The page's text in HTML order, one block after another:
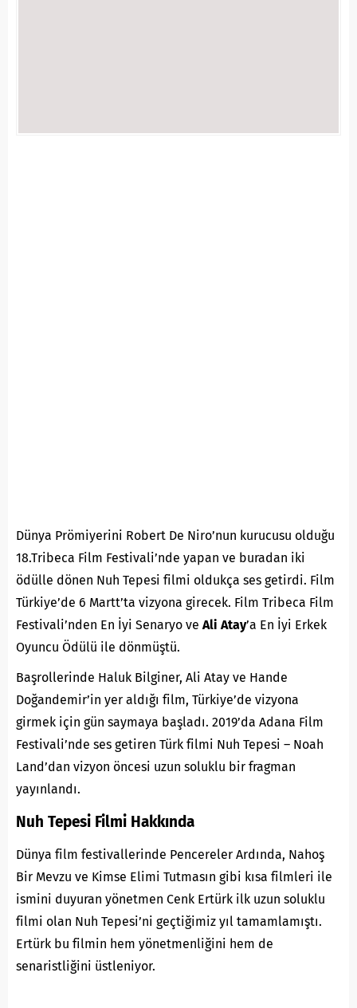
Dünya Prömiyerini Robert De Niro’nun kurucusu olduğu
18.Tribeca Film Festivali’nde yapan ve buradan iki
ödülle dönen Nuh Tepesi filmi oldukça ses getirdi. Film
Türkiye’de 6 Martt’ta vizyona girecek. Film Tribeca Film
Festivali’nden En İyi Senaryo ve Ali Atay’a En İyi Erkek
Oyuncu Ödülü ile dönmüştü.
Başrollerinde Haluk Bilginer, Ali Atay ve Hande
Doğandemir’in yer aldığı film, Türkiye’de vizyona
girmek için gün saymaya başladı. 2019’da Adana Film
Festivali’nde ses getiren Türk filmi Nuh Tepesi – Noah
Land’dan vizyon öncesi uzun soluklu bir fragman
yayınlandı.
Nuh Tepesi Filmi Hakkında
Dünya film festivallerinde Pencereler Ardında, Nahoş
Bir Mevzu ve Kimse Elimi Tutmasın gibi kısa filmleri ile
ismini duyuran yönetmen Cenk Ertürk ilk uzun soluklu
filmi olan Nuh Tepesi’ni geçtiğimiz yıl tamamlamıştı.
Ertürk bu filmin hem yönetmenliğini hem de
senaristliğini üstleniyor.